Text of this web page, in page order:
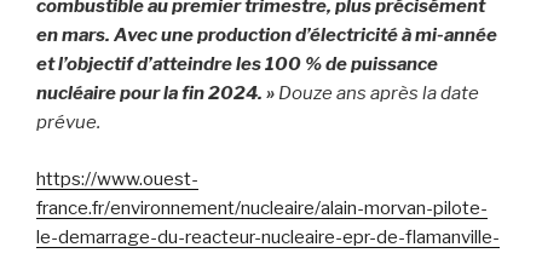
combustible au premier trimestre, plus précisément
en mars. Avec une production d’électricité à mi-année
et l’objectif d’atteindre les 100 % de puissance
nucléaire pour la fin 2024. » Douze ans après la date
prévue.
https://www.ouest-
france.fr/environnement/nucleaire/alain-morvan-pilote-
le-demarrage-du-reacteur-nucleaire-epr-de-flamanville-